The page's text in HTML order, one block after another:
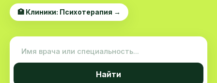
🏥 Клиники: Психотерапия →
Найти